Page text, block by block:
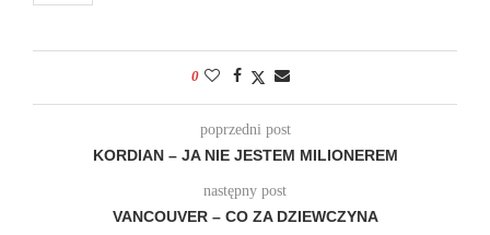
0
poprzedni post
KORDIAN – JA NIE JESTEM MILIONEREM
następny post
VANCOUVER – CO ZA DZIEWCZYNA